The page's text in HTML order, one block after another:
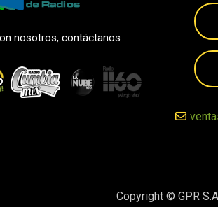
nosotros, contáctanos
Copyright © GPR